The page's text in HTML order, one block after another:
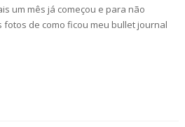
um mês já começou e para não
de como ficou meu bullet journal